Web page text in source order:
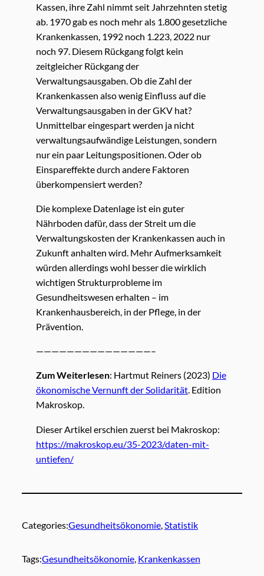
Kassen, ihre Zahl nimmt seit Jahrzehnten stetig
ab. 1970 gab es noch mehr als 1.800 gesetzliche
Krankenkassen, 1992 noch 1.223, 2022 nur
noch 97. Diesem Rückgang folgt kein
zeitgleicher Rückgang der
Verwaltungsausgaben. Ob die Zahl der
Krankenkassen also wenig Einfluss auf die
Verwaltungsausgaben in der GKV hat?
Unmittelbar eingespart werden ja nicht
verwaltungsaufwändige Leistungen, sondern
nur ein paar Leitungspositionen. Oder ob
Einspareffekte durch andere Faktoren
überkompensiert werden?
Die komplexe Datenlage ist ein guter
Nährboden dafür, dass der Streit um die
Verwaltungskosten der Krankenkassen auch in
Zukunft anhalten wird. Mehr Aufmerksamkeit
würden allerdings wohl besser die wirklich
wichtigen Strukturprobleme im
Gesundheitswesen erhalten – im
Krankenhausbereich, in der Pflege, in der
Prävention.
———————————————–
Zum Weiterlesen: Hartmut Reiners (2023) Die
ökonomische Vernunft der Solidarität. Edition
Makroskop.
Dieser Artikel erschien zuerst bei Makroskop:
https://makroskop.eu/35-2023/daten-mit-
untiefen/
Categories:Gesundheitsökonomie, Statistik
Tags:Gesundheitsökonomie, Krankenkassen